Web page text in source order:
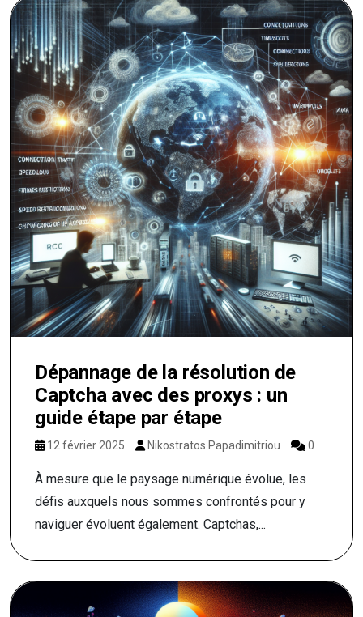
Dépannage de la résolution de
Captcha avec des proxys : un
guide étape par étape
12 février 2025 Nikostratos Papadimitriou 0
À mesure que le paysage numérique évolue, les
défis auxquels nous sommes confrontés pour y
naviguer évoluent également. Captchas,...